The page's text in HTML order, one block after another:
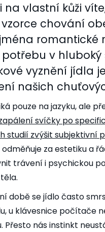
na vlastní kůži
chování
romantické
v hluboký
vyznění jídla
našich
pouze na jazyku, ale
svíčky po
studií zvýšit subjektivní
za estetiku a
trávení i psychickou
době se jídlo často
u klávesnice počítače
Přesto nás instinkt